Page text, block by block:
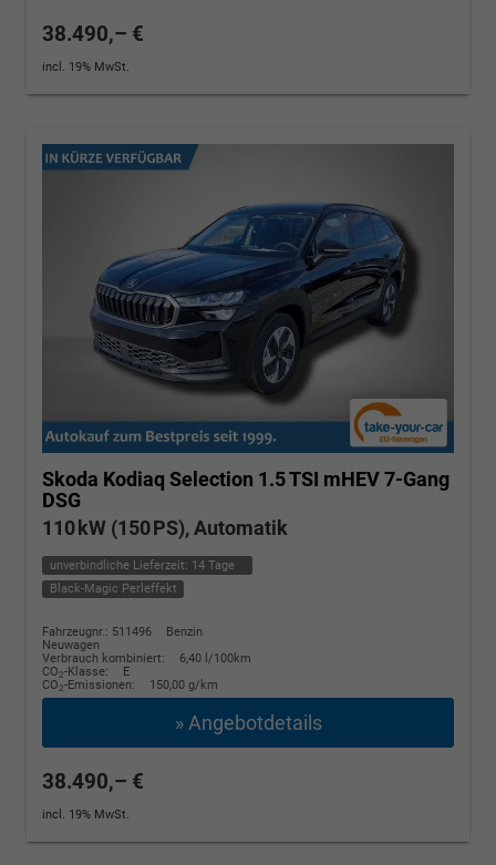
38.490,– €
incl. 19% MwSt.
Skoda Kodiaq Selection 1.5 TSI mHEV 7-Gang
DSG
110 kW (150 PS), Automatik
unverbindliche Lieferzeit: 14 Tage
Black-Magic Perleffekt
Fahrzeugnr.: 511496
Benzin
Neuwagen
Verbrauch kombiniert:
6,40 l/100km
CO2-Klasse:
E
CO2-Emissionen: 150,00 g/km
» Angebotdetails
38.490,– €
incl. 19% MwSt.